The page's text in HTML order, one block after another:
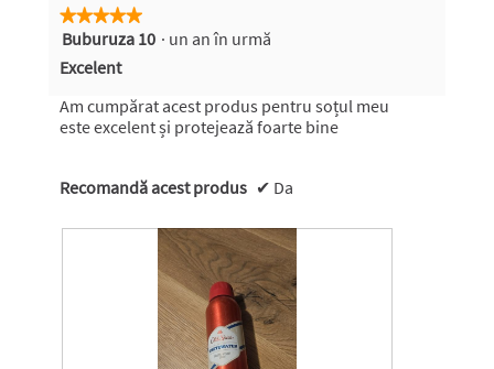
★★★★★
★★★★★
5
5
stele.
Buburuza 10 · un an în urmă
Excelent
Am cumpărat acest produs pentru soțul meu
este excelent și protejează foarte bine
Recomandă acest produs ✔ Da